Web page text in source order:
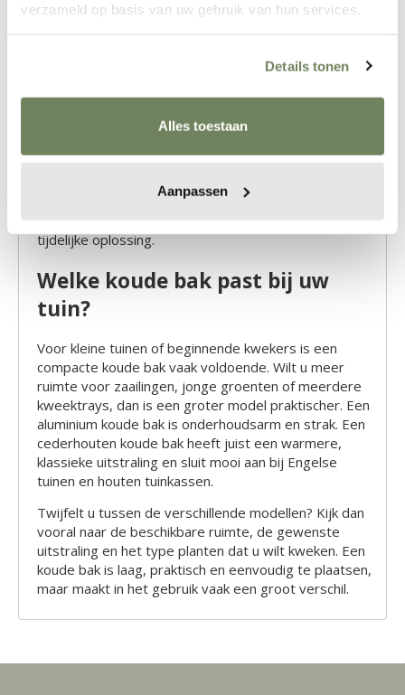
verzameld op basis van uw gebruik van hun services.
Details tonen
Alles toestaan
Aanpassen
Wie een koude bak koopt, wil niet elk paar jaar
opnieuw vervangen. Daarom kiezen wij voor solide
uitvoeringen met duurzame materialen. Afhankelijk van
het model zijn onze koude bakken verkrijgbaar in
aluminium, grijsgroene poedercoating of cederhout.
stevig in de constructie blijft zitten.
Een koude bak met echt glas is daardoor niet alleen
functioneel, maar ook mooier en duurzamer. Het is
een betere keuze voor wie zijn tuin serieus inricht en
liever één keer goed koopt dan telkens opnieuw een
tijdelijke oplossing.
Welke koude bak past bij uw
tuin?
Voor kleine tuinen of beginnende kwekers is een
compacte koude bak vaak voldoende. Wilt u meer
ruimte voor zaailingen, jonge groenten of meerdere
kweektrays, dan is een groter model praktischer. Een
aluminium koude bak is onderhoudsarm en strak. Een
cederhouten koude bak heeft juist een warmere,
klassieke uitstraling en sluit mooi aan bij Engelse
tuinen en houten tuinkassen.
Twijfelt u tussen de verschillende modellen? Kijk dan
vooral naar de beschikbare ruimte, de gewenste
uitstraling en het type planten dat u wilt kweken. Een
koude bak is laag, praktisch en eenvoudig te plaatsen,
maar maakt in het gebruik vaak een groot verschil.